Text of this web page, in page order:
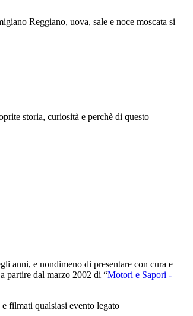
Reggiano, uova, sale e noce moscata si
storia, curiosità e perchè di questo
anni, e nondimeno di presentare con cura e
partire dal marzo 2002 di “Motori e Sapori -
filmati qualsiasi evento legato